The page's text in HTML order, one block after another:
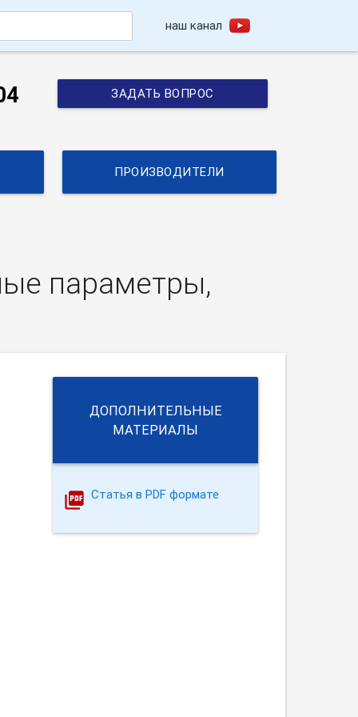
наш канал
ЗАДАТЬ ВОПРОС
ПРОИЗВОДИТЕЛИ
параметры,
ДОПОЛНИТЕЛЬНЫЕ
МАТЕРИАЛЫ
Статья в PDF формате